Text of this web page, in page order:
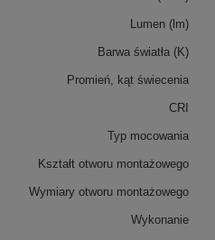
Lumen (lm)
Barwa światła (K)
Promień, kąt świecenia
CRI
Typ mocowania
Kształt otworu montażowego
Wymiary otworu montażowego
Wykonanie